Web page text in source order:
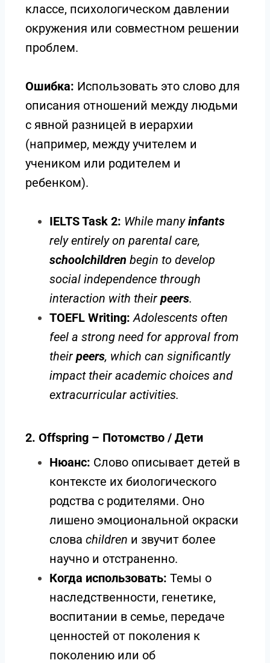
классе, психологическом давлении
окружения или совместном решении
проблем.
Ошибка: Использовать это слово для
описания отношений между людьми
с явной разницей в иерархии
(например, между учителем и
учеником или родителем и
ребенком).
IELTS Task 2: While manyinfants
rely entirely on parental care,
schoolchildren begin to develop
social independence through
interaction with their peers.
TOEFL Writing: Adolescents often
feel a strong need for approval from
their peers, which can significantly
impact their academic choices and
extracurricular activities.
2. Offspring – Потомство / Дети
Нюанс: Слово описывает детей в
контексте их биологического
родства с родителями. Оно
лишено эмоциональной окраски
слова children и звучит более
научно и отстраненно.
Когда использовать: Темы о
наследственности, генетике,
воспитании в семье, передаче
ценностей от поколения к
поколению или об